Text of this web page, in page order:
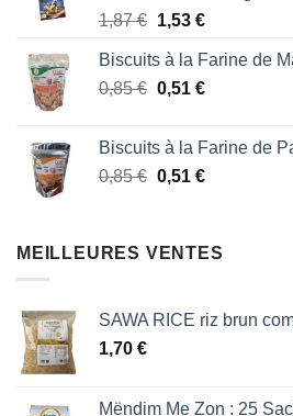
1,87 €.1,53 €.
1,87€ Le
initial
était :
1,53 €Le
actuel
est :
Biscuits à la Farine de
0,85€ Le
était :
0,85 €.
0,51 €Le
est :
0,51 €.
Biscuits à la Farine de
0,85€ Le
était :
0,51 €Le
est :
MEILLEURES VENTES
SAWA RICE riz brun
1,70 €
Mëndim Me Zon : 25